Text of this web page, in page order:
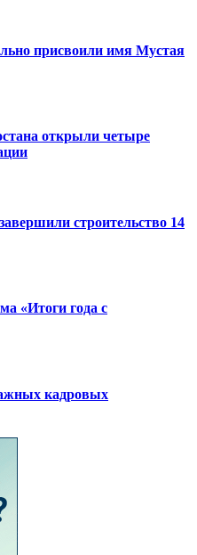
присвоили имя Мустая
открыли четыре
строительство 14
«Итоги года с
кадровых